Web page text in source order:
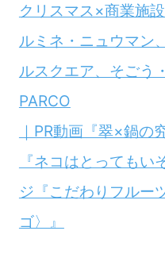
クリスマス×商業施
ルミネ・ニュウマン
ルスクエア、そごう
PARCO
｜PR動画『翠×鍋の
『ネコはとっても
ジ『こだわりフルー
ゴ〉』